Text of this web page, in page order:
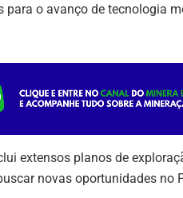
para o avanço de tecnologia
extensos planos de
novas oportunidades no